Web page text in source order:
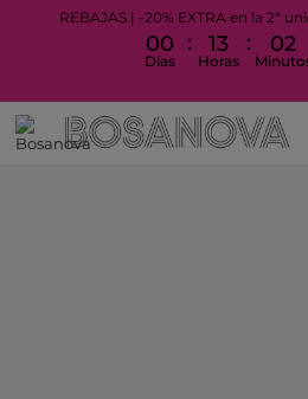
REBAJAS | -20% EXTRA en la 2ª
00
Días
: 13
Horas
: 02